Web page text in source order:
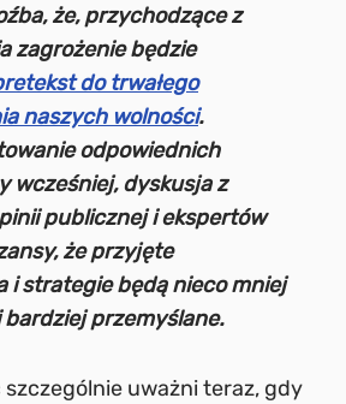
że, przychodzące z
zagrożenie będzie
do trwałego
naszych wolności.
odpowiednich
wcześniej, dyskusja z
publicznej i ekspertów
że przyjęte
i strategie będą nieco mniej
przemyślane.
uważni teraz, gdy